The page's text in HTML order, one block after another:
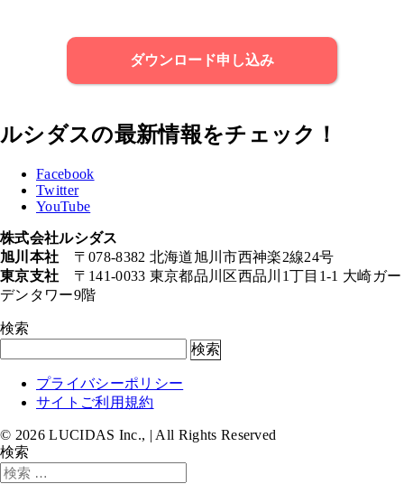
ダウンロード申し込み
ルシダスの最新情報をチェック！
Facebook
Twitter
YouTube
株式会社ルシダス
旭川本社 〒078-8382 北海道旭川市西神楽2線24号
東京支社 〒141-0033 東京都品川区西品川1丁目1-1 大崎ガー
デンタワー9階
検索
検索
プライバシーポリシー
サイトご利用規約
© 2026LUCIDAS Inc., | All Rights Reserved
検索